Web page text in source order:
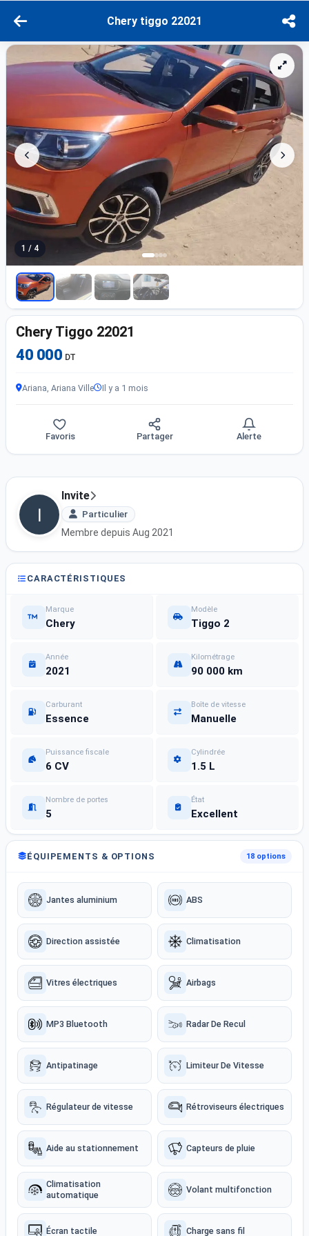
Chery tiggo 22021
1 / 4
Chery Tiggo 22021
40 000 DT
Ariana, Ariana Ville Il y a 1 mois
Favoris Partager Alerte
Invite
Particulier
Membre depuis Aug 2021
CARACTÉRISTIQUES
Marque
Chery
Modèle
Tiggo 2
Année
2021
Kilométrage
90 000 km
Carburant
Essence
Boîte de vitesse
Manuelle
Puissance fiscale
6 CV
Cylindrée
1.5 L
Nombre de portes
5
État
Excellent
ÉQUIPEMENTS & OPTIONS 18 options
Jantes aluminium ABS
Direction assistée Climatisation
Vitres électriques Airbags
MP3 Bluetooth Radar De Recul
Antipatinage Limiteur De Vitesse
Régulateur de vitesse Rétroviseurs électriques
Aide au stationnement Capteurs de pluie
Climatisation
automatique
Volant multifonction
Écran tactile Charge sans fil